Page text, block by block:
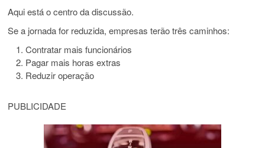
Aqui está o centro da discussão.
Se a jornada for reduzida, empresas terão três caminhos:
Contratar mais funcionários
Pagar mais horas extras
Reduzir operação
PUBLICIDADE